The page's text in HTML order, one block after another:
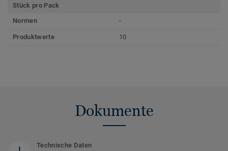
Stück pro Pack
Normen
-
Produktwerte 10
Dokumente
Technische Daten